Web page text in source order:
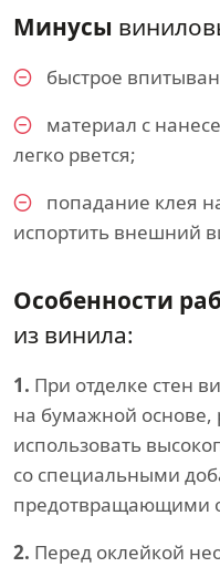
Минусы
быстрое
материал с
легко рвется;
попадание клея
испортить внешний
Особенности
из винила:
1. При отделке стен
на бумажной основе,
использовать
со специальными
предотвращающими
2. Перед оклейкой